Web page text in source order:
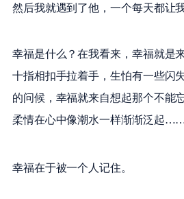
然后我就遇到了他，一个每天都让
幸福是什么？在我看来，幸福就是
十指相扣手拉着手，生怕有一些闪
的问候，幸福就来自想起那个不能
柔情在心中像潮水一样渐渐泛起
幸福在于被一个人记住。